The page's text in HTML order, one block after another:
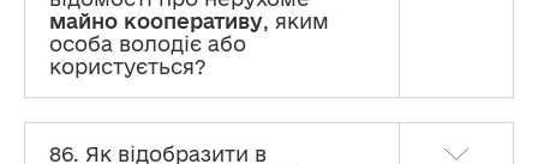
майно кооперативу, яким
особа володіє або
користується?
86. Як відобразити в